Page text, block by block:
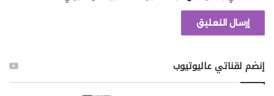
الآن، افتح الخريطة واضغط على R لفتح Expeditions. اختر
إنضم لقناتي عاليوتيوب